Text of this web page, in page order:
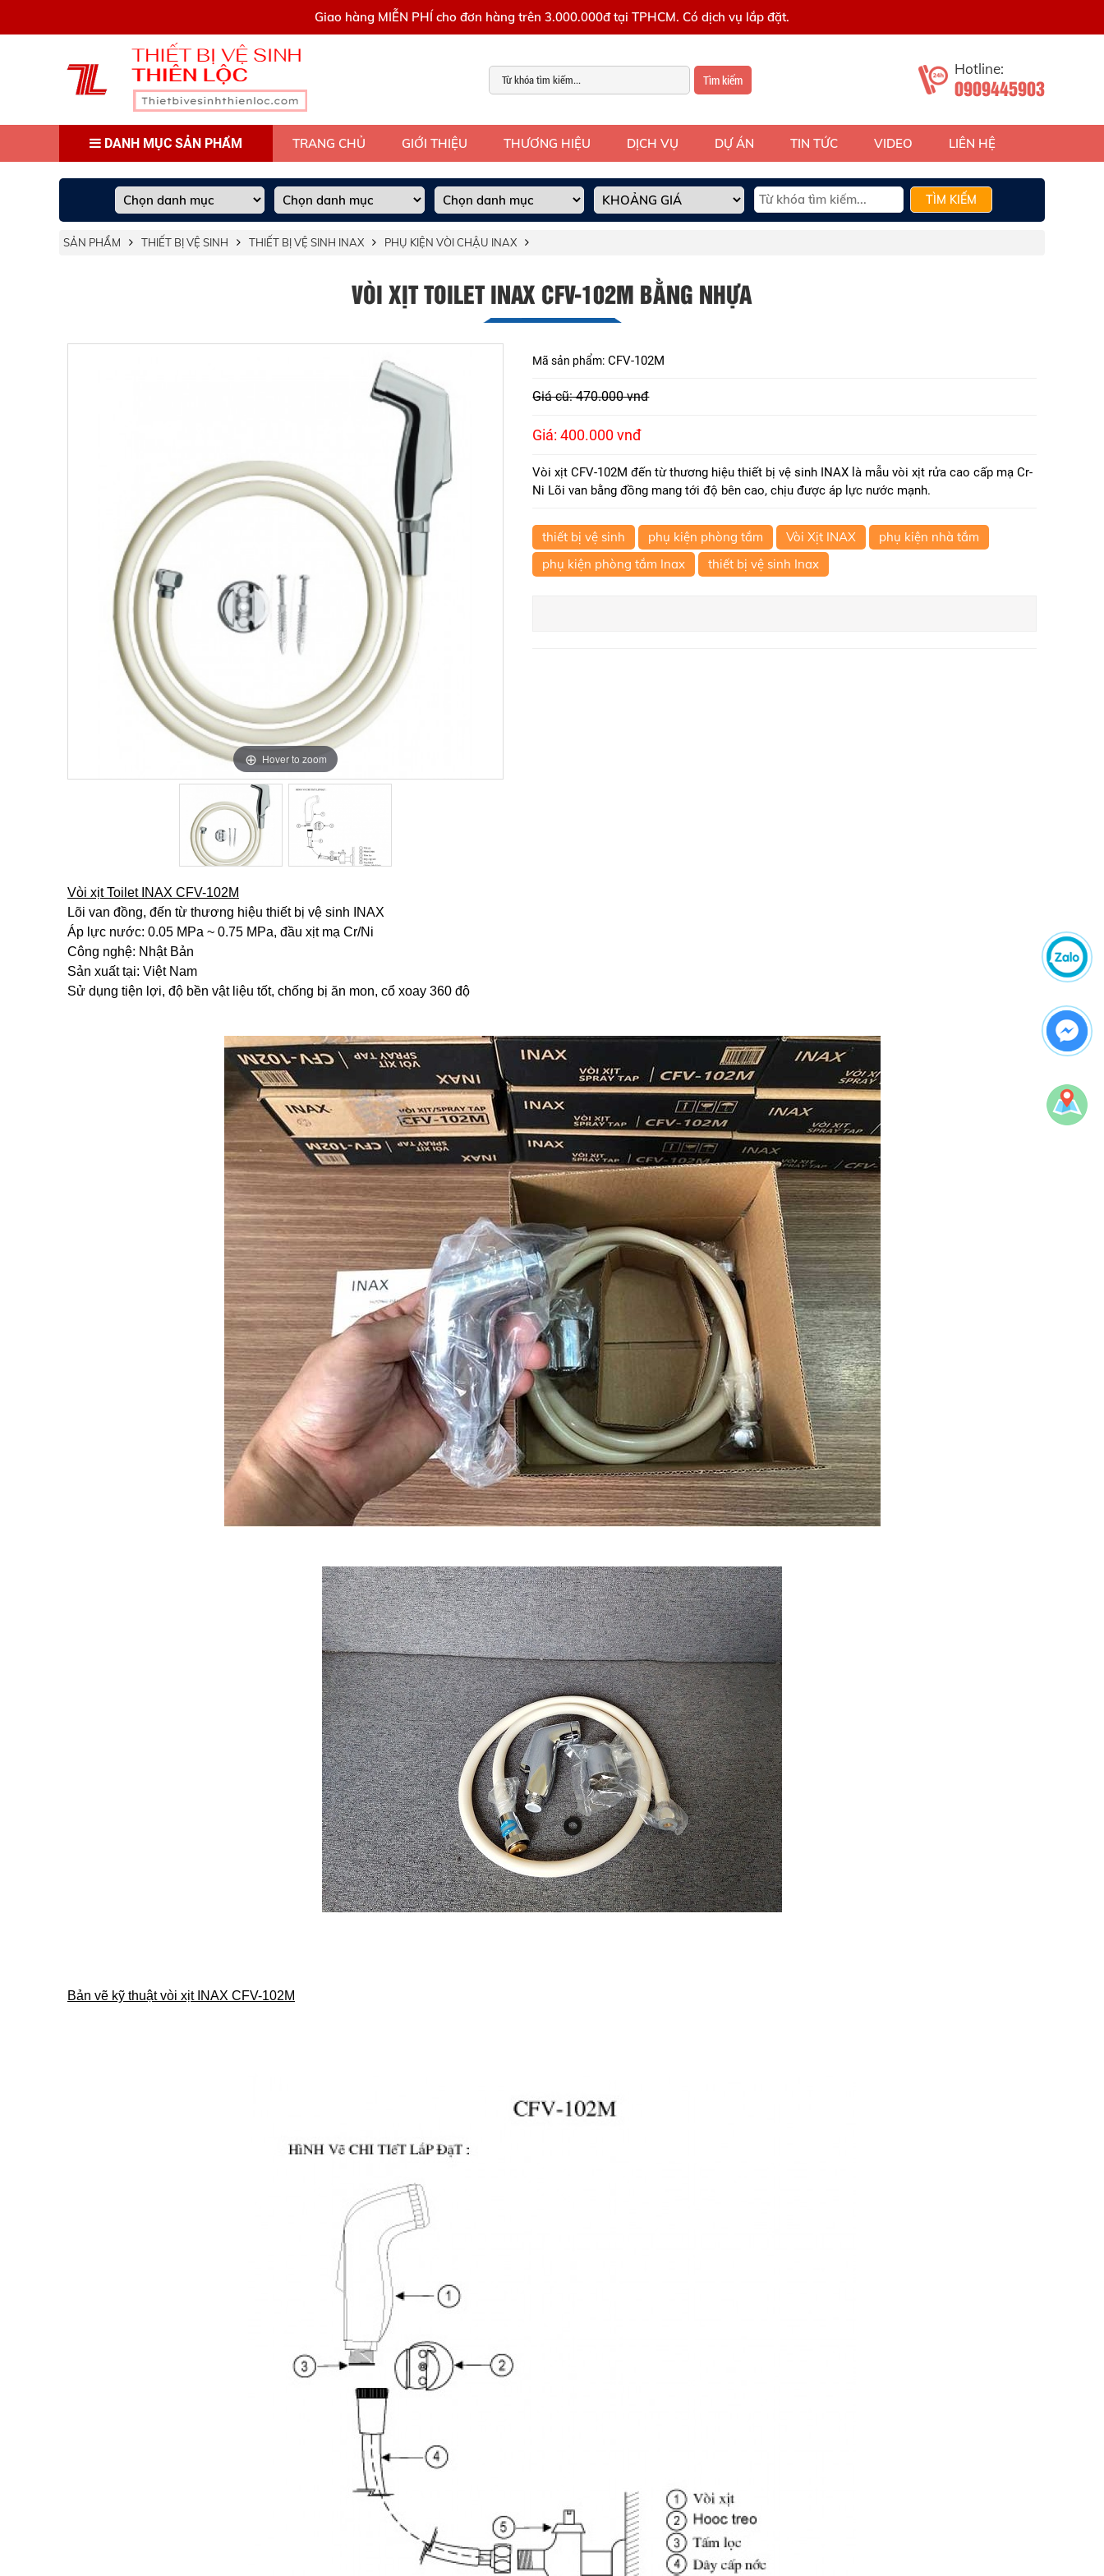
Giao hàng MIỄN PHÍ cho đơn hàng trên 3.000.000đ tại TPHCM. Có dịch vụ lắp đặt.
Tìm kiếm
Hotline:
0909445903
DANH MỤC SẢN PHẨM TRANG CHỦ GIỚI THIỆU THƯƠNG HIỆU DỊCH VỤ DỰ ÁN TIN TỨC VIDEO LIÊN HỆ
TÌM KIẾM
SẢN PHẨM THIẾT BỊ VỆ SINH THIẾT BỊ VỆ SINH INAX PHỤ KIỆN VÒI CHẬU INAX
VÒI XỊT TOILET INAX CFV-102M BẰNG NHỰA
Hover to zoom
Hover to zoom
Mã sản phẩm: CFV-102M
Giá cũ: 470.000 vnđ
Giá: 400.000 vnđ
Vòi xịt CFV-102M đến từ thương hiệu thiết bị vệ sinh INAX là mẫu vòi xịt rửa cao cấp mạ Cr-
Ni Lõi van bằng đồng mang tới độ bên cao, chịu được áp lực nước mạnh.
thiết bị vệ sinh phụ kiện phòng tắm Vòi Xịt INAX
phụ kiện nhà tắm
phụ kiện phòng tắm Inax
thiết bị vệ sinh Inax
Vòi xịt Toilet INAX CFV-102M
Lõi van đồng, đến từ thương hiệu thiết bị vệ sinh INAX
Áp lực nước: 0.05 MPa ~ 0.75 MPa, đầu xịt mạ Cr/Ni
Công nghệ: Nhật Bản
Sản xuất tại: Việt Nam
Sử dụng tiện lợi, độ bền vật liệu tốt, chống bị ăn mon, cổ xoay 360 độ
Bản vẽ kỹ thuật vòi xịt INAX CFV-102M